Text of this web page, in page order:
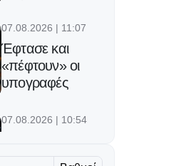
07.08.2026 | 11:07
Έφτασε και
«πέφτουν» οι
υπογραφές
07.08.2026 | 10:54